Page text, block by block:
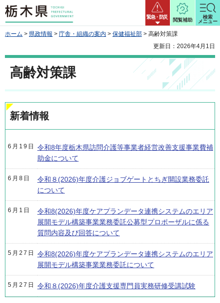
栃木県 緊急・防災
閲覧補助
検索
メニュー
ホーム > 県政情報 > 庁舎・組織の案内 > 保健福祉部 > 高齢対策課
更新日：2026年4月1日
高齢対策課
新着情報
6月19日
令和8年度栃木県訪問介護等事業者経営改善支援事業費補
助金について
6月8日
令和８(2026)年度介護ジョブゲートとちぎ開設業務委託
について
6月1日
令和8(2026)年度ケアプランデータ連携システムのエリア
展開モデル構築事業業務委託公募型プロポーザルに係る
質問内容及び回答について
5月27日
令和8(2026)年度ケアプランデータ連携システムのエリア
展開モデル構築事業業務委託について
5月27日 令和８(2026)年度介護支援専門員実務研修受講試験